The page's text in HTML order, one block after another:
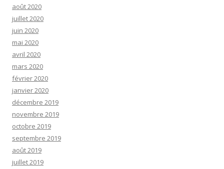
août 2020
juillet 2020
juin 2020
mai 2020
avril 2020
mars 2020
février 2020
janvier 2020
décembre 2019
novembre 2019
octobre 2019
septembre 2019
août 2019
juillet 2019